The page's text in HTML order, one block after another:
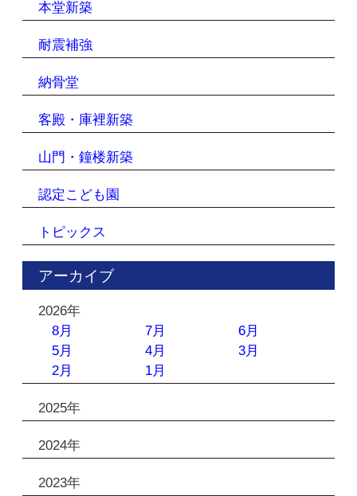
本堂新築
耐震補強
納骨堂
客殿・庫裡新築
山門・鐘楼新築
認定こども園
トピックス
アーカイブ
2026年
8月
7月
6月
5月
4月
3月
2月
1月
2025年
2024年
2023年